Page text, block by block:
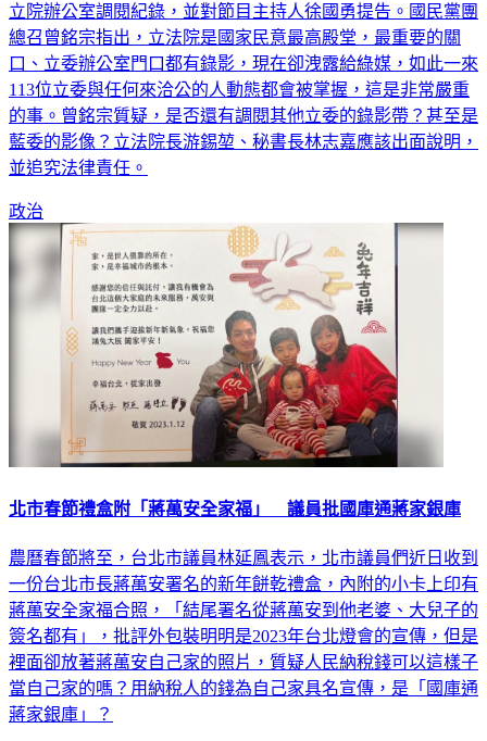
立院辦公室調閱紀錄，並對節目主持人徐國勇提告。國民黨團
總召曾銘宗指出，立法院是國家民意最高殿堂，最重要的關
口、立委辦公室門口都有錄影，現在卻洩露給綠媒，如此一來
113位立委與任何來洽公的人動態都會被掌握，這是非常嚴重
的事。曾銘宗質疑，是否還有調閱其他立委的錄影帶？甚至是
藍委的影像？立法院長游錫堃、秘書長林志嘉應該出面說明，
並追究法律責任。
政治
北市春節禮盒附「蔣萬安全家福」 議員批國庫通蔣家銀庫
農曆春節將至，台北市議員林延鳳表示，北市議員們近日收到
一份台北市長蔣萬安署名的新年餅乾禮盒，內附的小卡上印有
蔣萬安全家福合照，「結尾署名從蔣萬安到他老婆、大兒子的
簽名都有」，批評外包裝明明是2023年台北燈會的宣傳，但是
裡面卻放著蔣萬安自己家的照片，質疑人民納稅錢可以這樣子
當自己家的嗎？用納稅人的錢為自己家具名宣傳，是「國庫通
蔣家銀庫」？